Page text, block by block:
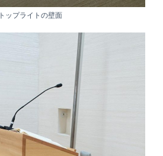
トップライトの壁面